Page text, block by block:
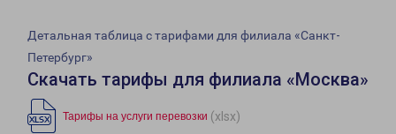
Детальная таблица с тарифами для филиала «Санкт-
Петербург»
Скачать тарифы для филиала «Москва»
Тарифы на услуги перевозки (xlsx)